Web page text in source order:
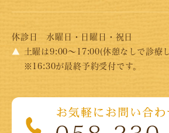
休診日
水曜日・日曜日・祝日
▲
土曜は9:00～17:00(休憩なしで診療
※16:30が最終予約受付です。